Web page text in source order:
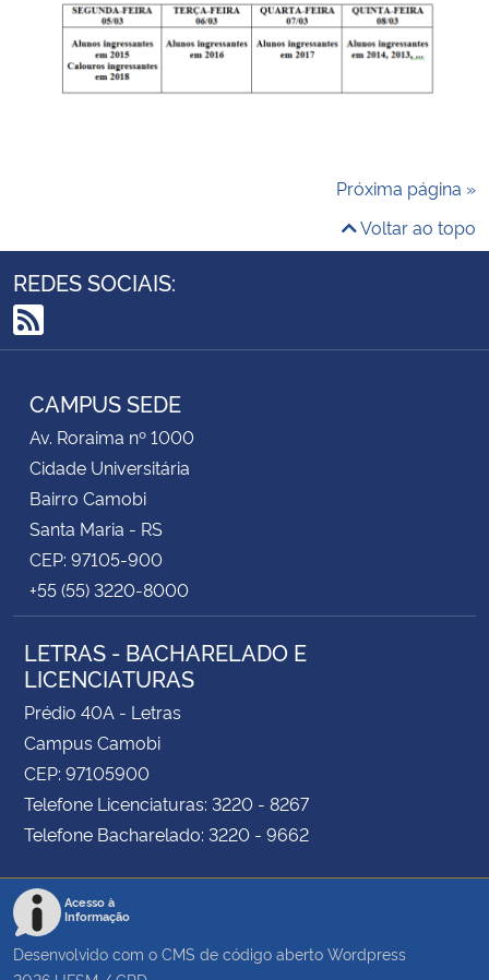
Próxima página »
Voltar ao topo
REDES SOCIAIS:
RSS
CAMPUS SEDE
Av. Roraima nº 1000
Cidade Universitária
Bairro Camobi
Santa Maria - RS
CEP: 97105-900
+55 (55) 3220-8000
LETRAS - BACHARELADO E
LICENCIATURAS
Prédio 40A - Letras
Campus Camobi
CEP: 97105900
Telefone Licenciaturas: 3220 - 8267
Telefone Bacharelado: 3220 - 9662
Acesso à
Informação
Desenvolvido com o CMS de código aberto Wordpress